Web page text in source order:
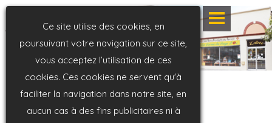
Ce site utilise des cookies, en
poursuivant votre navigation sur ce site,
vous acceptez l’utilisation de ces
cookies. Ces cookies ne servent qu'à
faciliter la navigation dans notre site, en
aucun cas à des fins publicitaires ni à